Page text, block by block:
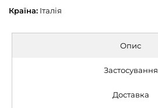
Країна: Італія
Опис
Застосування
Доставка